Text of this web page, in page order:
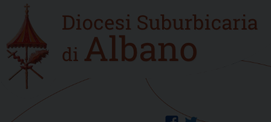
content
Home
new